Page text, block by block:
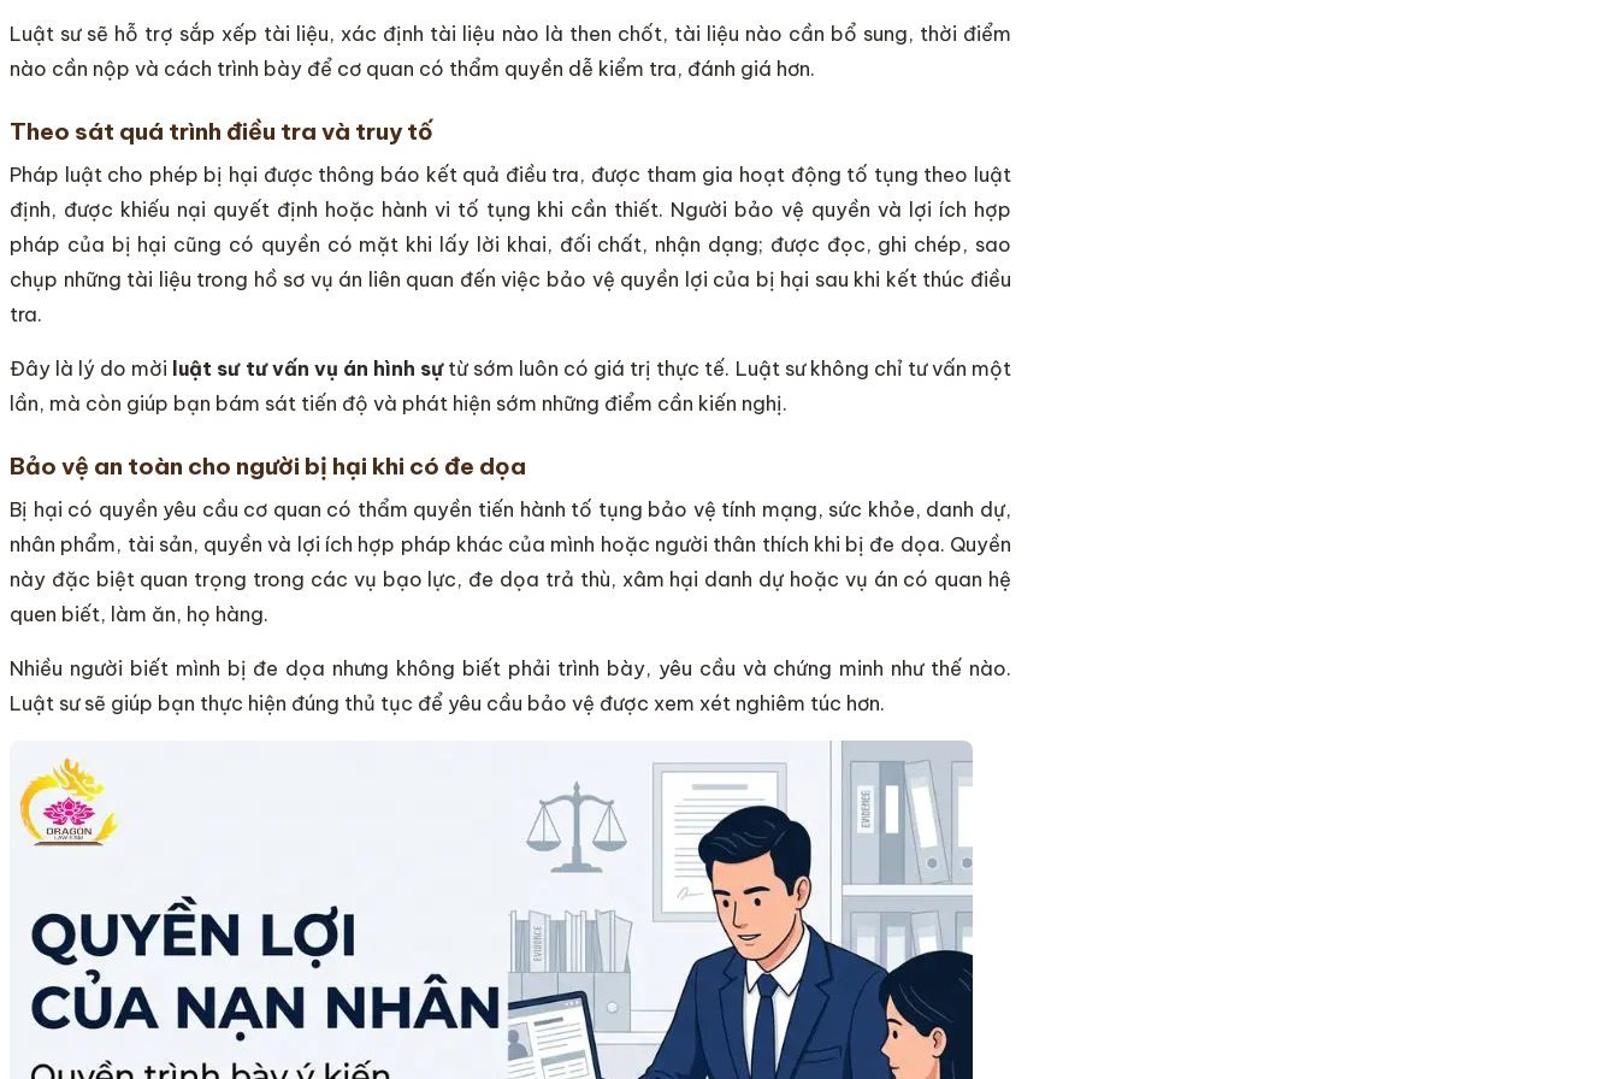
Luật sư sẽ hỗ trợ sắp xếp tài liệu, xác định tài liệu nào là then chốt, tài liệu nào cần bổ sung, thời điểm
nào cần nộp và cách trình bày để cơ quan có thẩm quyền dễ kiểm tra, đánh giá hơn.
Theo sát quá trình điều tra và truy tố
Pháp luật cho phép bị hại được thông báo kết quả điều tra, được tham gia hoạt động tố tụng theo luật
định, được khiếu nại quyết định hoặc hành vi tố tụng khi cần thiết. Người bảo vệ quyền và lợi ích hợp
pháp của bị hại cũng có quyền có mặt khi lấy lời khai, đối chất, nhận dạng; được đọc, ghi chép, sao
chụp những tài liệu trong hồ sơ vụ án liên quan đến việc bảo vệ quyền lợi của bị hại sau khi kết thúc điều
tra.
Đây là lý do mời luật sư tư vấn vụ án hình sựtừ sớm luôn có giá trị thực tế. Luật sư không chỉ tư vấn một
lần, mà còn giúp bạn bám sát tiến độ và phát hiện sớm những điểm cần kiến nghị.
Bảo vệ an toàn cho người bị hại khi có đe dọa
Bị hại có quyền yêu cầu cơ quan có thẩm quyền tiến hành tố tụng bảo vệ tính mạng, sức khỏe, danh dự,
nhân phẩm, tài sản, quyền và lợi ích hợp pháp khác của mình hoặc người thân thích khi bị đe dọa. Quyền
này đặc biệt quan trọng trong các vụ bạo lực, đe dọa trả thù, xâm hại danh dự hoặc vụ án có quan hệ
quen biết, làm ăn, họ hàng.
Nhiều người biết mình bị đe dọa nhưng không biết phải trình bày, yêu cầu và chứng minh như thế nào.
Luật sư sẽ giúp bạn thực hiện đúng thủ tục để yêu cầu bảo vệ được xem xét nghiêm túc hơn.